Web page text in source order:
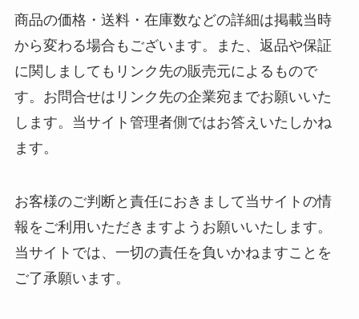
商品の価格・送料・在庫数などの詳細は掲載当時
から変わる場合もございます。また、返品や保証
に関しましてもリンク先の販売元によるもので
す。お問合せはリンク先の企業宛までお願いいた
します。当サイト管理者側ではお答えいたしかね
ます。
お客様のご判断と責任におきまして当サイトの情
報をご利用いただきますようお願いいたします。
当サイトでは、一切の責任を負いかねますことを
ご了承願います。